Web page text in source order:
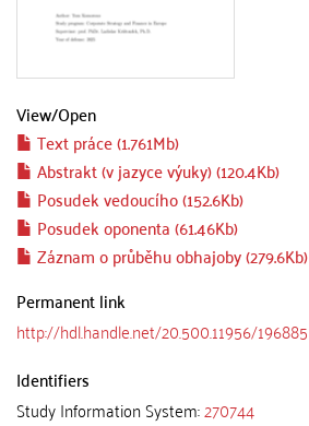
View/Open
Text práce (1.761Mb)
Abstrakt (v jazyce výuky) (120.4Kb)
Posudek vedoucího (152.6Kb)
Posudek oponenta (61.46Kb)
Záznam o průběhu obhajoby (279.6Kb)
Permanent link
http://hdl.handle.net/20.500.11956/196885
Identifiers
Study Information System:270744